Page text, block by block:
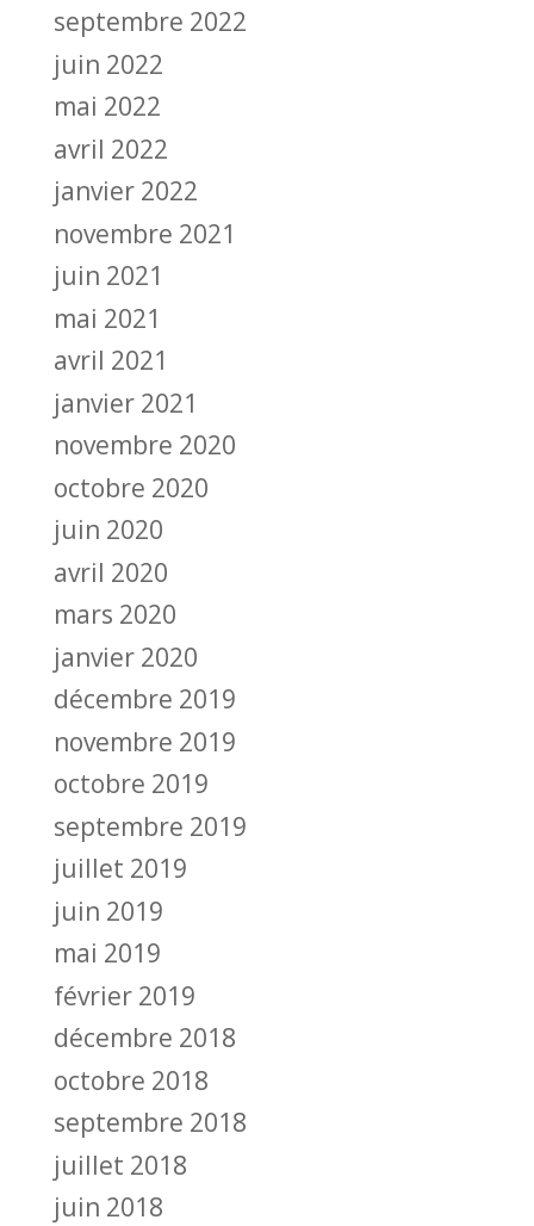
septembre 2022
juin 2022
mai 2022
avril 2022
janvier 2022
novembre 2021
juin 2021
mai 2021
avril 2021
janvier 2021
novembre 2020
octobre 2020
juin 2020
avril 2020
mars 2020
janvier 2020
décembre 2019
novembre 2019
octobre 2019
septembre 2019
juillet 2019
juin 2019
mai 2019
février 2019
décembre 2018
octobre 2018
septembre 2018
juillet 2018
juin 2018